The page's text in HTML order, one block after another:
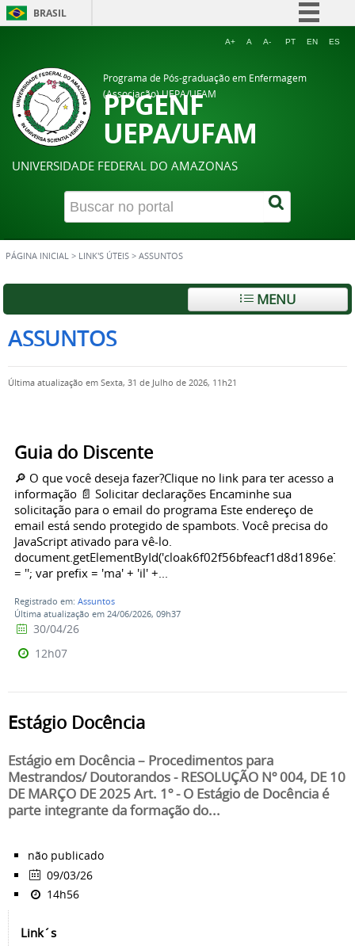
BRASIL
Simplifique!
Legislação
Canais
A+ A A- PT EN ES
Programa de Pós-graduação em Enfermagem
(Associação) UEPA/UFAM
PPGENF
UEPA/UFAM
UNIVERSIDADE FEDERAL DO AMAZONAS
PÁGINA INICIAL > LINK'S ÚTEIS > ASSUNTOS
MENU
ASSUNTOS
Última atualização em Sexta, 31 de Julho de 2026, 11h21
Guia do Discente
🔎 O que você deseja fazer?Clique no link para ter acesso a
informação 📄 Solicitar declarações Encaminhe sua
solicitação para o email do programa Este endereço de
email está sendo protegido de spambots. Você precisa do
JavaScript ativado para vê-lo.
= ''; var prefix = 'ma' + 'il' +...
Registrado em: Assuntos
Última atualização em 24/06/2026, 09h37
30/04/26
12h07
Estágio Docência
Estágio em Docência – Procedimentos para
Mestrandos/ Doutorandos - RESOLUÇÃO Nº 004, DE 10
DE MARÇO DE 2025 Art. 1º - O Estágio de Docência é
parte integrante da formação do...
não publicado
09/03/26
14h56
Link´s